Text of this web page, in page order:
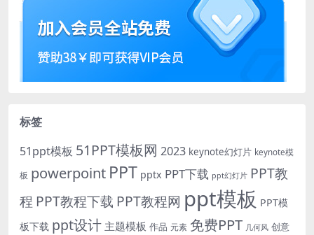
标签
51ppt模板 51PPT模板网 2023 keynote幻灯片 keynote模
板 powerpoint PPT pptx PPT下载 ppt幻灯片 PPT教
程 PPT教程下载 PPT教程网 ppt模板 PPT模
板下载 ppt设计 主题模板 作品 元素 免费PPT 几何风 创意